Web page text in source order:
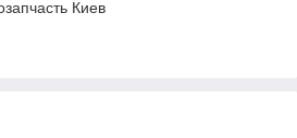
Киев